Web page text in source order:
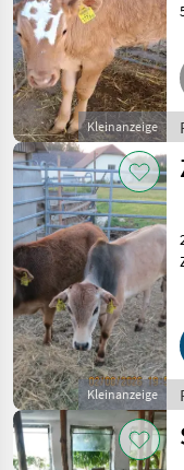
Kleinanzeige
Kleinanzeige